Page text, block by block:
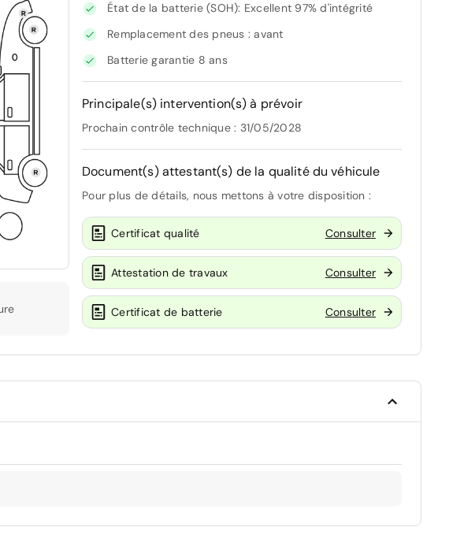
État de la batterie (SOH): Excellent 97% d'intégrité
Remplacement des pneus : avant
Batterie garantie 8 ans
Principale(s) intervention(s) à prévoir
Prochain contrôle technique : 31/05/2028
Document(s) attestant(s) de la qualité du véhicule
Pour plus de détails, nous mettons à votre disposition :
Certificat qualité Consulter
Attestation de travaux Consulter
Certificat de batterie Consulter